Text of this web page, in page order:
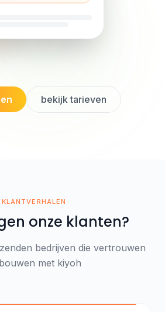
bekijk tarieven
KLANTVERHALEN
onze klanten?
bedrijven die vertrouwen
met kiyoh